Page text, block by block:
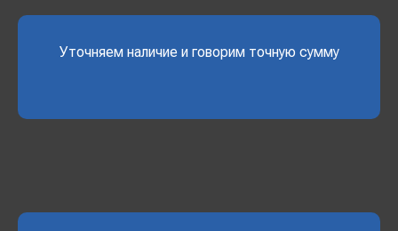
Уточняем наличие и говорим точную сумму